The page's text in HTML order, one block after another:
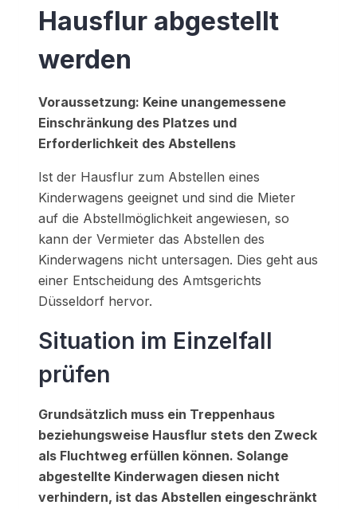
Hausflur abgestellt
werden
Voraussetzung: Keine unangemessene
Einschränkung des Platzes und
Erforderlichkeit des Abstellens
Ist der Hausflur zum Abstellen eines
Kinderwagens geeignet und sind die Mieter
auf die Abstellmöglichkeit angewiesen, so
kann der Vermieter das Abstellen des
Kinderwagens nicht untersagen. Dies geht aus
einer Entscheidung des Amtsgerichts
Düsseldorf hervor.
Situation im Einzelfall
prüfen
Grundsätzlich muss ein Treppenhaus
beziehungsweise Hausflur stets den Zweck
als Fluchtweg erfüllen können. Solange
abgestellte Kinderwagen diesen nicht
verhindern, ist das Abstellen eingeschränkt